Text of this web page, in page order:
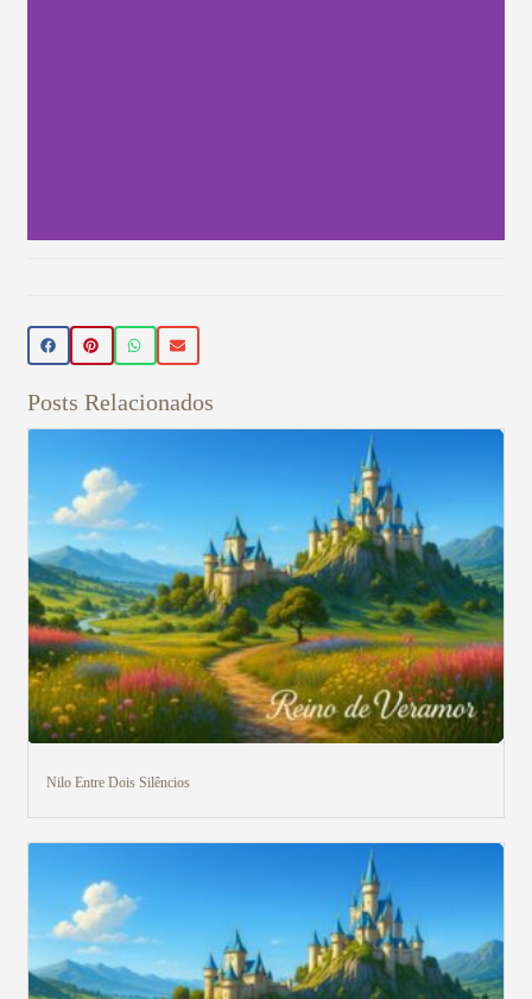
🌿 Realce sua beleza de forma natural!
Conheça nossos produtos de beleza
veganos 💚 Use o cupom PRIMEIRA15 e
ganhe 15% OFF na sua primeira compra!
Aproveite! ✨
Posts Relacionados
Nilo Entre Dois Silêncios